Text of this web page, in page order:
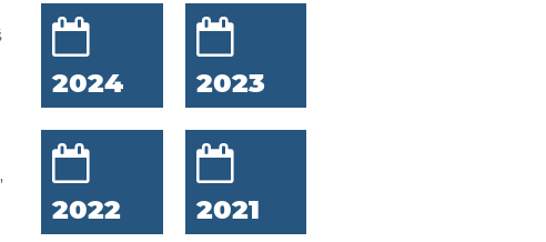
2024 2023
2022 2021